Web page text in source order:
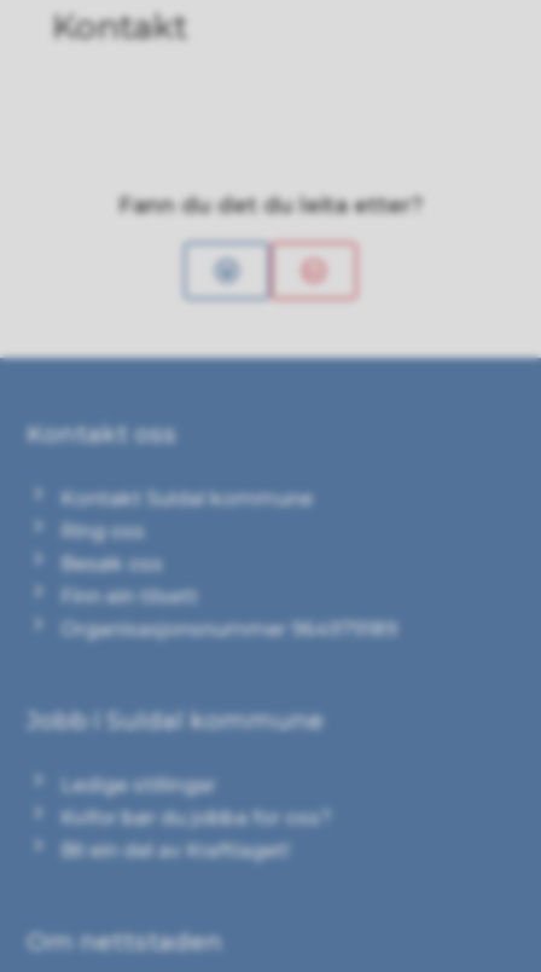
Kontakt
Fann du det du leita etter?
Ja Nei
Kontakt oss
Kontakt Suldal kommune
Ring oss
Besøk oss
Finn ein tilsett
Organisasjonsnummer 964979189
Jobb i Suldal kommune
Ledige stillingar
Kvifor bør du jobba for oss?
Bli ein del av Kraftlaget!
Om nettstaden